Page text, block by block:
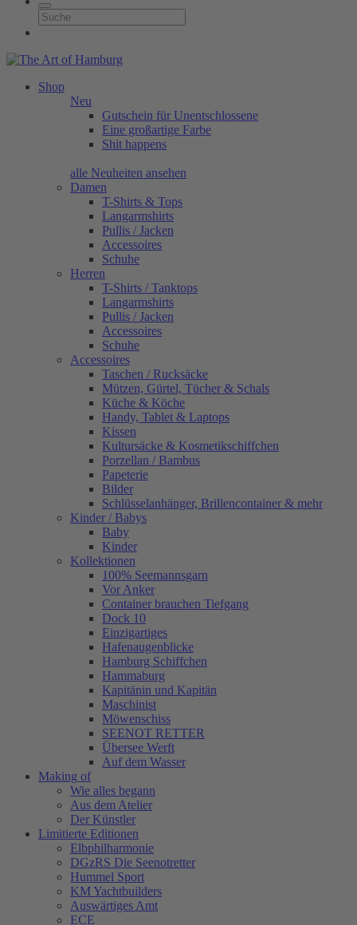
Shop
Neu
Gutschein für Unentschlossene
Eine großartige Farbe
Shit happens
alle Neuheiten ansehen
Damen
T-Shirts & Tops
Langarmshirts
Pullis / Jacken
Accessoires
Schuhe
Herren
T-Shirts / Tanktops
Langarmshirts
Pullis / Jacken
Accessoires
Schuhe
Accessoires
Taschen / Rucksäcke
Mützen, Gürtel, Tücher & Schals
Küche & Köche
Handy, Tablet & Laptops
Kissen
Kultursäcke & Kosmetikschiffchen
Porzellan / Bambus
Papeterie
Bilder
Schlüsselanhänger, Brillencontainer & mehr
Kinder / Babys
Baby
Kinder
Kollektionen
100% Seemannsgarn
Vor Anker
Container brauchen Tiefgang
Dock 10
Einzigartiges
Hafenaugen­blicke
Hamburg Schiffchen
Hammaburg
Kapitänin und Kapitän
Maschinist
Möwenschiss
SEENOT RETTER
Übersee Werft
Auf dem Wasser
Making of
Wie alles begann
Aus dem Atelier
Der Künstler
Limitierte Editionen
Elbphilharmonie
DGzRS Die Seenotretter
Hummel Sport
KM Yachtbuilders
Auswärtiges Amt
ECE